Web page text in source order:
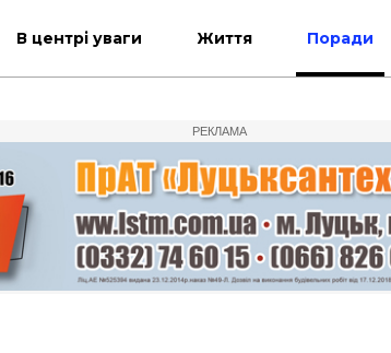
В центрі уваги Життя Поради
РЕКЛАМА